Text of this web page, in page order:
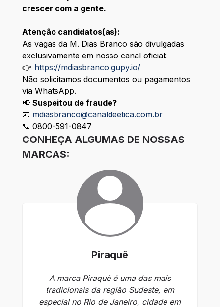
crescer com a gente.
Atenção candidatos(as):
As vagas da M. Dias Branco são divulgadas
exclusivamente em nosso canal oficial:
👉 https://mdiasbranco.gupy.io/
Não solicitamos documentos ou pagamentos
via WhatsApp.
📢 Suspeitou de fraude?
📧 mdiasbranco@canaldeetica.com.br
📞 0800-591-0847
CONHEÇA ALGUMAS DE NOSSAS
MARCAS:
Piraquê
A marca Piraquê é uma das mais
tradicionais da região Sudeste, em
especial no Rio de Janeiro, cidade em